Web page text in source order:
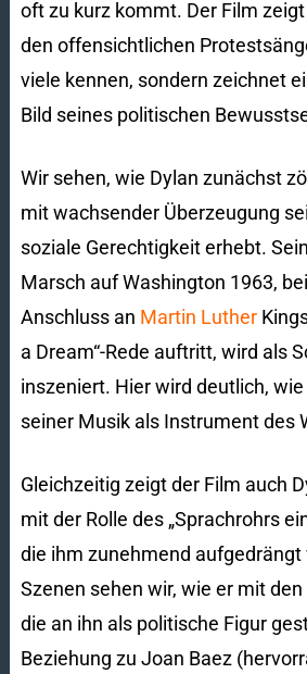
oft zu kurz kommt. Der Film
den offensichtlichen
viele kennen, sondern zeichnet
Bild seines politischen
Wir sehen, wie Dylan zunächst
mit wachsender Überzeugung
soziale Gerechtigkeit erhebt.
Marsch auf Washington 1963,
Anschluss an Martin Luther
a Dream“-Rede auftritt, wird als
inszeniert. Hier wird deutlich,
seiner Musik als Instrument des
Gleichzeitig zeigt der Film auch
mit der Rolle des „Sprachrohrs
die ihm zunehmend aufgedrängt
Szenen sehen wir, wie er mit
die an ihn als politische Figur
Beziehung zu Joan Baez